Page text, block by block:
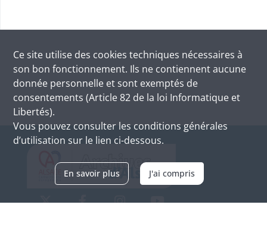
Ce site utilise des cookies techniques nécessaires à
son bon fonctionnement. Ils ne contiennent aucune
donnée personnelle et sont exemptés de
consentements (Article 82 de la loi Informatique et
Libertés).
Vous pouvez consulter les conditions générales
d’utilisation sur le lien ci-dessous.
En savoir plus J'ai compris